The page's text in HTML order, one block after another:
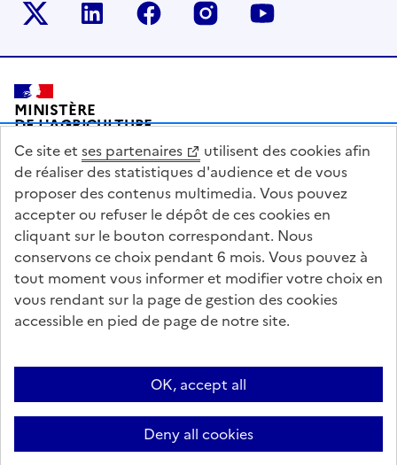
Le ministère sur Twitter
Le ministère sur LinkedIn
Le ministère sur Facebook
Le ministère sur
Pied de page
MINISTÈRE
DE L'AGRICULTURE
DE L'AGRO-ALIMENTAIRE
ET DE LA SOUVERAINETÉ
ALIMENTAIRE
legifrance.gouv.fr
info.gouv.fr
service-public.gouv.fr
data.gouv.fr
Questions fréquentes / Contacts
Informations publiques
Mentions légales
Archives presse English contents
Cookies
Paramètres d'affichage
Ce site et ses partenaires
utilisent des cookies afin
de réaliser des statistiques d'audience et de vous
proposer des contenus multimedia. Vous pouvez
accepter ou refuser le dépôt de ces cookies en
cliquant sur le bouton correspondant. Nous
conservons ce choix pendant 6 mois. Vous pouvez à
tout moment vous informer et modifier votre choix en
vous rendant sur la page de gestion des cookies
accessible en pied de page de notre site.
OK, accept all
Deny all cookies